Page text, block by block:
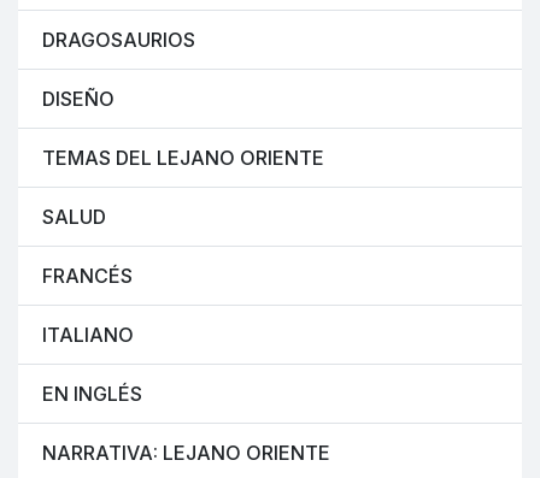
DRAGOSAURIOS
DISEÑO
TEMAS DEL LEJANO ORIENTE
SALUD
FRANCÉS
ITALIANO
EN INGLÉS
NARRATIVA: LEJANO ORIENTE